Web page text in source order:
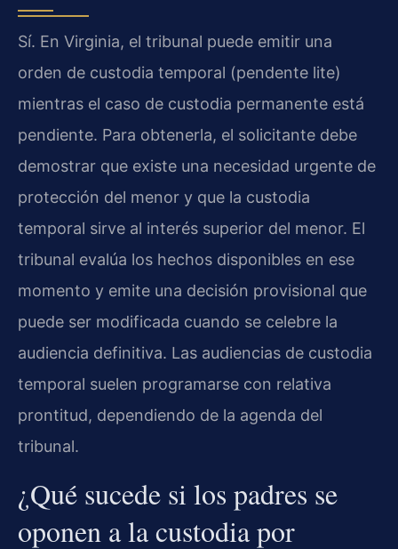
Sí. En Virginia, el tribunal puede emitir una
orden de custodia temporal (pendente lite)
mientras el caso de custodia permanente está
pendiente. Para obtenerla, el solicitante debe
demostrar que existe una necesidad urgente de
protección del menor y que la custodia
temporal sirve al interés superior del menor. El
tribunal evalúa los hechos disponibles en ese
momento y emite una decisión provisional que
puede ser modificada cuando se celebre la
audiencia definitiva. Las audiencias de custodia
temporal suelen programarse con relativa
prontitud, dependiendo de la agenda del
tribunal.
¿Qué sucede si los padres se
oponen a la custodia por